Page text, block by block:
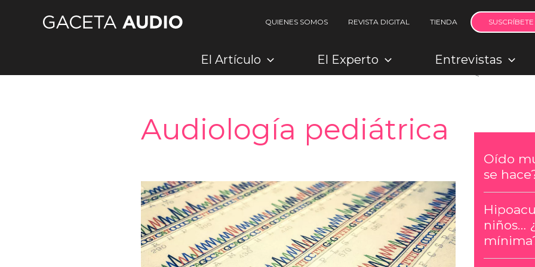
QUIENES SOMOS REVISTA DIGITAL TIENDA SUSCRÍBETE
El Artículo El Experto Entrevistas
Audiología pediátrica
<
Oído
se
niños…